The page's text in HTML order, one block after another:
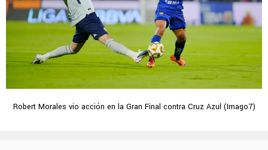
Robert Morales vio acción en la Gran Final contra Cruz Azul (Imago7)